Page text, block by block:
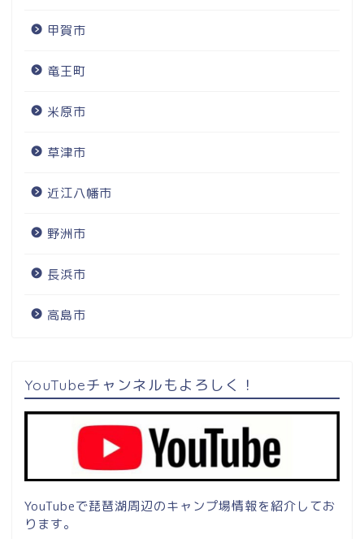
甲賀市
竜王町
米原市
草津市
近江八幡市
野洲市
長浜市
高島市
YouTubeチャンネルもよろしく！
YouTubeで琵琶湖周辺のキャンプ場情報を紹介してお
ります。